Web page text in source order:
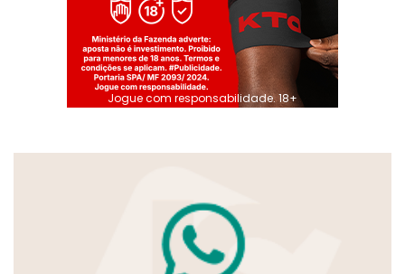
Jogue com responsabilidade. 18+